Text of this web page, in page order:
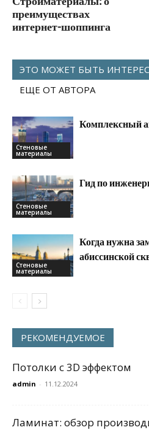
преимуществах
интернет-шоппинга
ЭТО МОЖЕТ БЫТЬ
ЕЩЕ ОТ АВТОРА
Стеновые
материалы
Комплексный
Стеновые
материалы
Гид по
Стеновые
материалы
Когда нужна
абиссинской
РЕКОМЕНДУЕМОЕ
Потолки с 3D эффектом
admin - 11.12.2024
Ламинат: обзор